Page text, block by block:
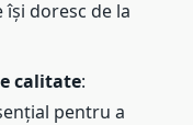
doresc de la
calitate:
pentru a